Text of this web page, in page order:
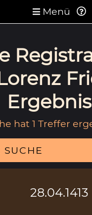
Menü
hat 1 Treffer
SUCHE
28.04.1413